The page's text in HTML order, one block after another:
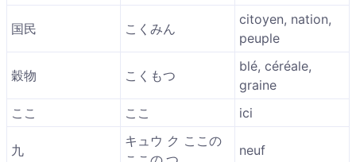
国民 こくみん
citoyen, nation,
peuple
穀物 こくもつ
blé, céréale,
graine
ここ
ここ ici
九
キュウ ク ここの
neuf